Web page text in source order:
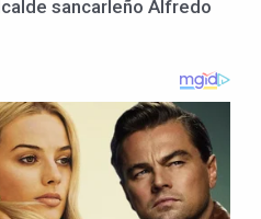
sancarleño Alfredo